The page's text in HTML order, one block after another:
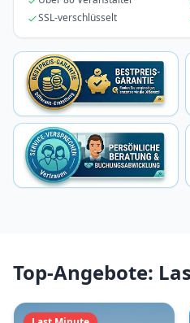
SSL-verschlüsselt
Top-Angebote: